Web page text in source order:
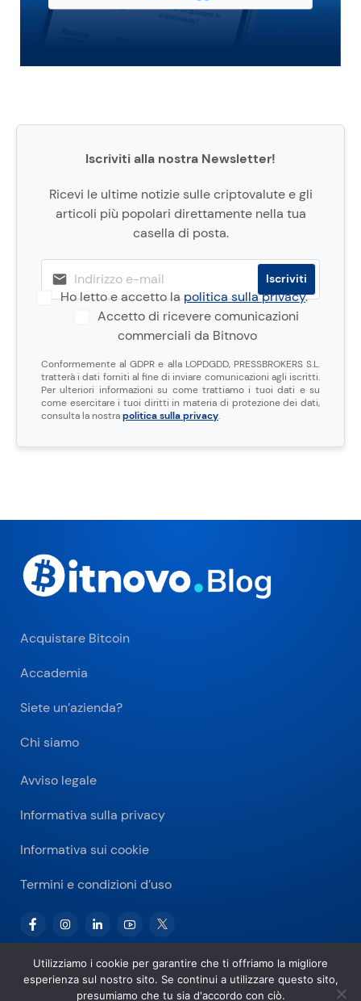
Iscriviti alla nostra Newsletter!
Ricevi le ultime notizie sulle criptovalute e gli
articoli più popolari direttamente nella tua
casella di posta.
Ho letto e accetto lapolitica sulla privacy.
Accetto di ricevere comunicazioni
commerciali da Bitnovo
Conformemente al GDPR e alla LOPDGDD, PRESSBROKERS S.L.
tratterà i dati forniti al fine di inviare comunicazioni agli iscritti.
Per ulteriori informazioni su come trattiamo i tuoi dati e su
come esercitare i tuoi diritti in materia di protezione dei dati,
consulta la nostrapolitica sulla privacy.
Acquistare Bitcoin
Accademia
Siete un’azienda?
Chi siamo
Avviso legale
Informativa sulla privacy
Informativa sui cookie
Termini e condizioni d’uso
Copyright © 2026 Bitnovo.com
Utilizziamo i cookie per garantire che ti offriamo la migliore
esperienza sul nostro sito. Se continui a utilizzare questo sito,
presumiamo che tu sia d'accordo con ciò.